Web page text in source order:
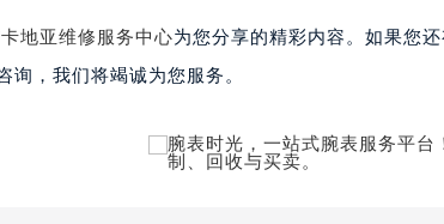
地亚维修服务中心为您分享的精彩内容。如果您
询，我们将竭诚为您服务。